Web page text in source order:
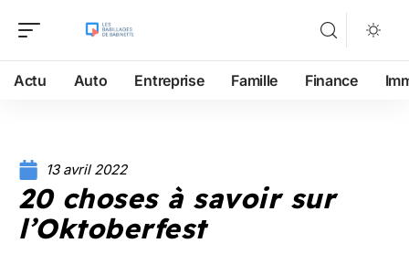
Actu Auto Entreprise Famille Finance
13 avril 2022
20 choses à savoir sur
l’Oktoberfest